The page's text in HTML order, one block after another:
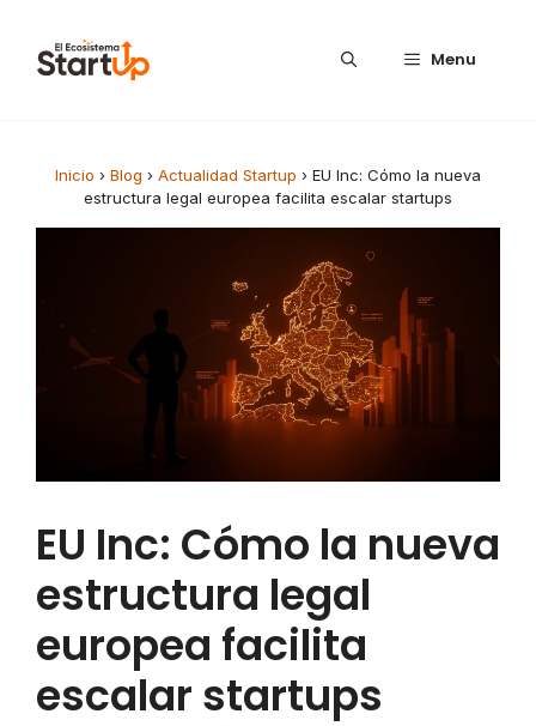
Menu
Inicio › Blog › Actualidad Startup › EU Inc: Cómo la nueva
estructura legal europea facilita escalar startups
EU Inc: Cómo la nueva
estructura legal
europea facilita
escalar startups